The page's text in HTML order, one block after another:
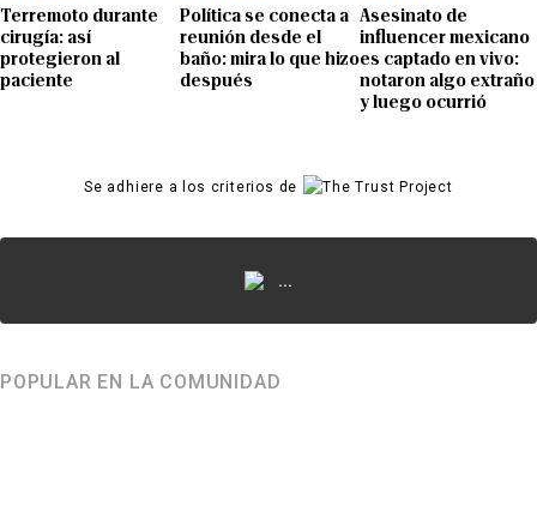
Terremoto durante
cirugía: así
protegieron al
paciente
Política se conecta a
reunión desde el
baño: mira lo que hizo
después
Asesinato de
influencer mexicano
es captado en vivo:
notaron algo extraño
y luego ocurrió
Se adhiere a los criterios de
...
POPULAR EN LA COMUNIDAD